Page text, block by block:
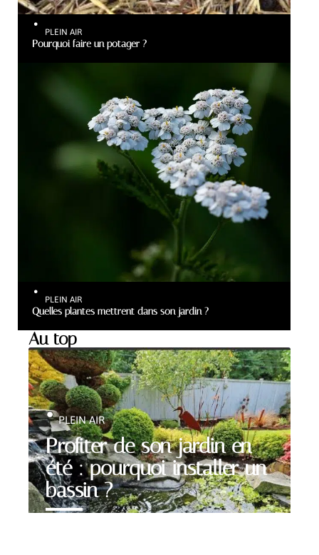
PLEIN AIR
Pourquoi faire un potager ?
PLEIN AIR
Quelles plantes mettrent dans son jardin ?
Au top
Profiter de son jardin en
été : pourquoi installer un
bassin ?
PLEIN AIR